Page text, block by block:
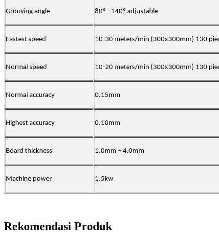
Grooving angle 80º - 140º adjustable
Fastest speed 10-30 meters/min (300x300mm) 130
Normal speed 10-20 meters/min (300x300mm) 130
Normal accuracy 0.15mm
Highest accuracy 0.10mm
Board thickness 1.0mm – 4.0mm
Machine power 1.5kw
Rekomendasi Produk